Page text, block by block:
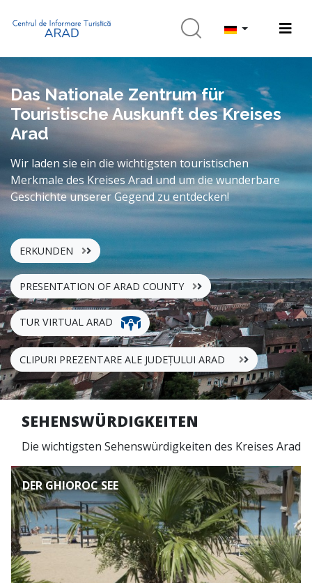
Das Nationale Zentrum für
Touristische Auskunft des Kreises
Arad
Wir laden sie ein die wichtigsten touristischen
Merkmale des Kreises Arad und um die wunderbare
Geschichte unserer Gegend zu entdecken!
ERKUNDEN
PRESENTATION OF ARAD COUNTY
TUR VIRTUAL ARAD
CLIPURI PREZENTARE ALE JUDEȚULUI ARAD
SEHENSWÜRDIGKEITEN
Die wichtigsten Sehenswürdigkeiten des Kreises Arad
DER GHIOROC SEE